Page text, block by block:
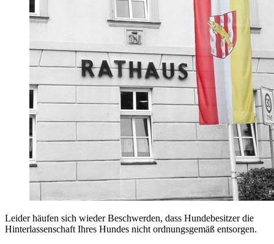
Leider häufen sich wieder Beschwerden, dass Hundebesitzer die
Hinterlassenschaft Ihres Hundes nicht ordnungsgemäß entsorgen.